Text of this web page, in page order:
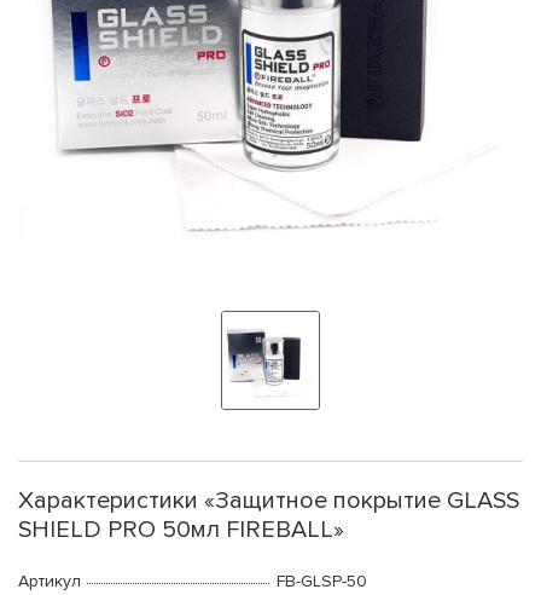
Характеристики «Защитное покрытие GLASS
SHIELD PRO 50мл FIREBALL»
Артикул
FB-GLSP-50